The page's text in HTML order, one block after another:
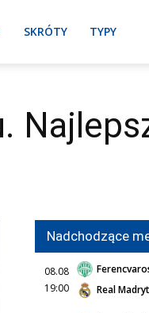
SKRÓTY TYPY
Nadchodzące
08.08
19:00
Real Madryt